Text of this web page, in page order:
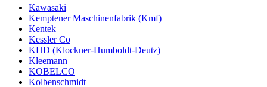
Kawasaki
Kemptener Maschinenfabrik (Kmf)
Kentek
Kessler Co
KHD (Klockner-Humboldt-Deutz)
Kleemann
KOBELCO
Kolbenschmidt